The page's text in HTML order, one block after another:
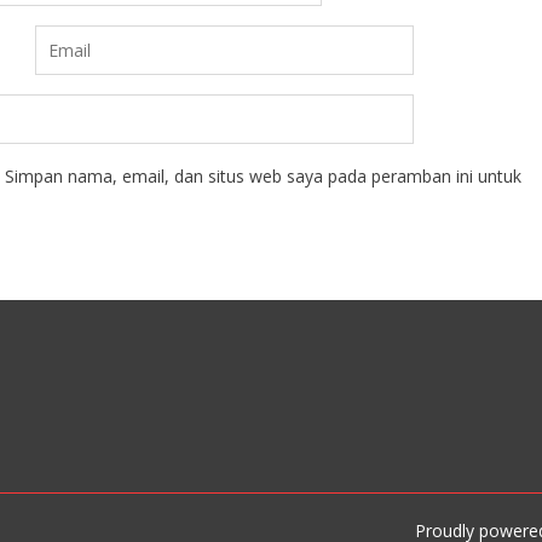
Simpan nama, email, dan situs web saya pada peramban ini untuk
Proudly